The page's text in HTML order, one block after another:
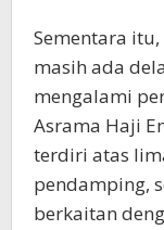
Sementara
masih ada
mengalami
Asrama Haji
terdiri atas
pendamping,
berkaitan